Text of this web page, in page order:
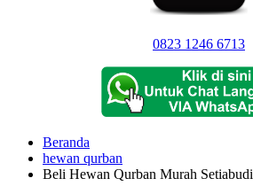
0823 1246 6713
Beranda
hewan qurban
Beli Hewan Qurban Murah Setiabudi